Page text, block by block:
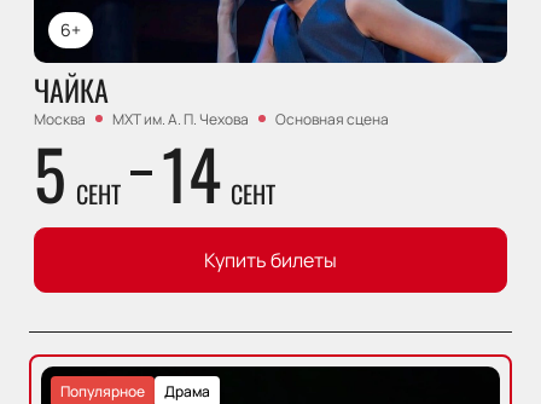
6+
ЧАЙКА
Москва МХТ им. А. П. Чехова Основная сцена
5 СЕНТ 14 СЕНТ
Купить билеты
Драма
Популярное